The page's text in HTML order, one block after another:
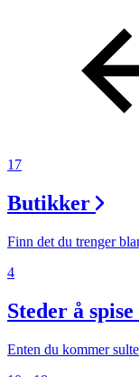
17
Butikker
Finn det du trenger
4
Steder å
Enten du kommer